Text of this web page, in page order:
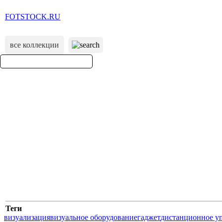
FOTSTOCK.RU
все коллекции
Теги
визуализациявизуальное оборудованиегаджетдистанционное